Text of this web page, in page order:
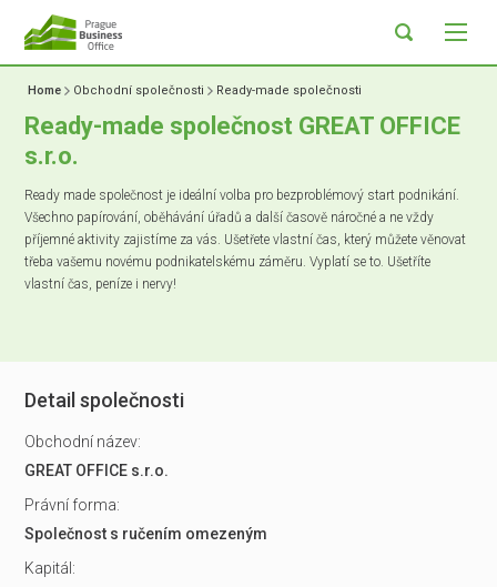
Home Obchodní společnosti Ready-made společnosti
Ready-made společnost GREAT OFFICE
s.r.o.
Ready made společnost je ideální volba pro bezproblémový start podnikání.
Všechno papírování, oběhávání úřadů a další časově náročné a ne vždy
příjemné aktivity zajistíme za vás. Ušetřete vlastní čas, který můžete věnovat
třeba vašemu novému podnikatelskému záměru. Vyplatí se to. Ušetříte
vlastní čas, peníze i nervy!
Detail společnosti
Obchodní název:
GREAT OFFICE s.r.o.
Právní forma:
Společnost s ručením omezeným
Kapitál: